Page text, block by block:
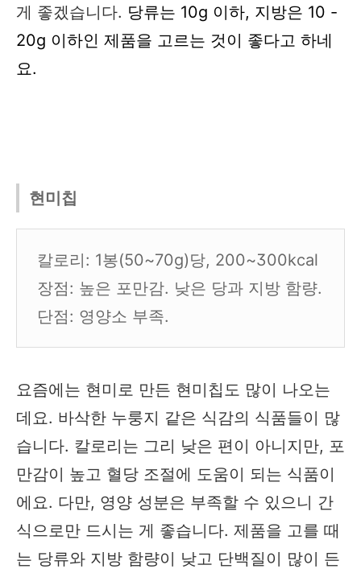
게 좋겠습니다. 당류는 10g 이하, 지방은 10 -
20g 이하인 제품을 고르는 것이 좋다고 하네
요.
현미칩
칼로리: 1봉(50~70g)당, 200~300kcal
장점: 높은 포만감. 낮은 당과 지방 함량.
단점: 영양소 부족.
요즘에는 현미로 만든 현미칩도 많이 나오는
데요. 바삭한 누룽지 같은 식감의 식품들이 많
습니다. 칼로리는 그리 낮은 편이 아니지만, 포
만감이 높고 혈당 조절에 도움이 되는 식품이
에요. 다만, 영양 성분은 부족할 수 있으니 간
식으로만 드시는 게 좋습니다. 제품을 고를 때
는 당류와 지방 함량이 낮고 단백질이 많이 든